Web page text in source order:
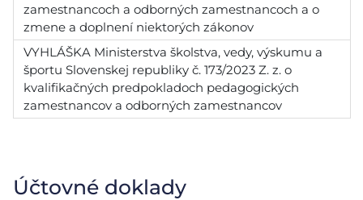
zamestnancoch a odborných zamestnancoch a o
zmene a doplnení niektorých zákonov
VYHLÁŠKA Ministerstva školstva, vedy, výskumu a
športu Slovenskej republiky č. 173/2023 Z. z. o
kvalifikačných predpokladoch pedagogických
zamestnancov a odborných zamestnancov
Účtovné doklady